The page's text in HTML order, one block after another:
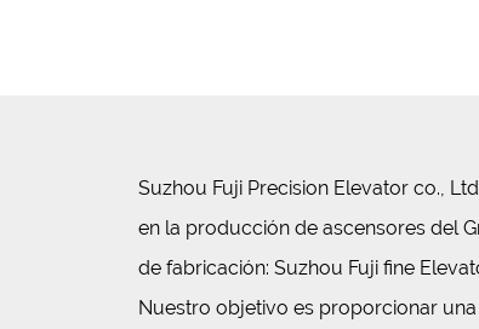
Suzhou Fuji Precision Elevator co.,
en la producción de ascensores del
de fabricación: Suzhou Fuji fine
Nuestro objetivo es proporcionar